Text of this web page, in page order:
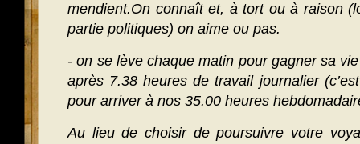
mendient.On connaît et, à tort ou à raison
partie politiques) on aime ou pas.
- on se lève chaque matin pour gagner sa
après 7.38 heures de travail journalier
pour arriver à nos 35.00 heures
Au lieu de choisir de poursuivre votre